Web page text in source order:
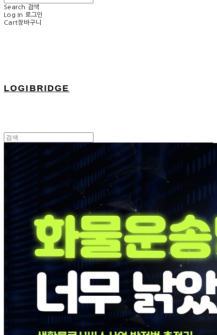
Search
검색
Log In 로그인
Cart장바구니
LOGIBRIDGE